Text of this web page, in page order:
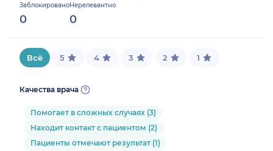
Заблокировано
0
Нерелевантно
0
9.090909090909092%
Всё 5 4 3 2 1
Качества врача
Помогает в сложных случаях (3)
Находит контакт с пациентом (2)
Пациенты отмечают результат (1)